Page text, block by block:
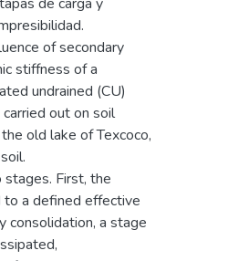
of secondary
stiffness of a
undrained (CU)
out on soil
old lake of Texcoco,
First, the
a defined effective
consolidation, a stage